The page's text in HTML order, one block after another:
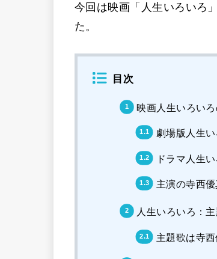
今回は映画「人生いろいろ
た。
目次
映画人生いろい
劇場版人生
ドラマ人生
主演の寺西
人生いろいろ：
主題歌は寺